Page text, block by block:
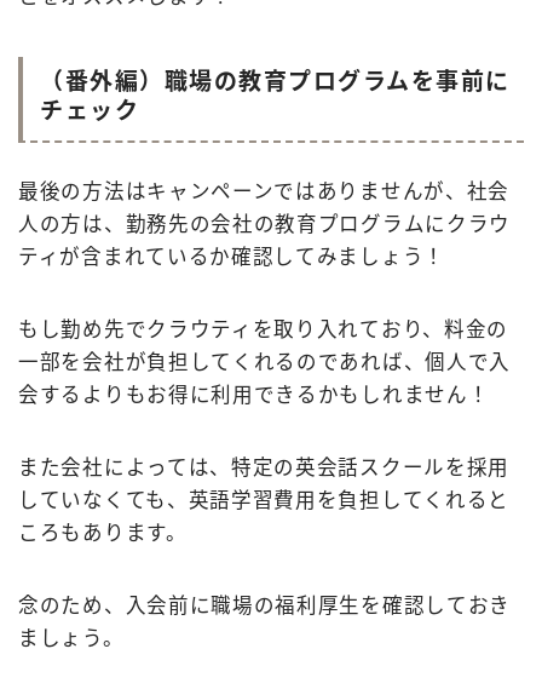
（番外編）職場の教育プログラムを事前に
チェック
最後の方法はキャンペーンではありませんが、社会
人の方は、勤務先の会社の教育プログラムにクラウ
ティが含まれているか確認してみましょう！
もし勤め先でクラウティを取り入れており、料金の
一部を会社が負担してくれるのであれば、個人で入
会するよりもお得に利用できるかもしれません！
また会社によっては、特定の英会話スクールを採用
していなくても、英語学習費用を負担してくれると
ころもあります。
念のため、入会前に職場の福利厚生を確認しておき
ましょう。